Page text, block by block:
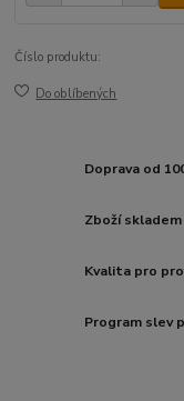
Číslo produktu:
Do oblíbených
Doprava od
Zboží skladem
Kvalita pro
Program slev